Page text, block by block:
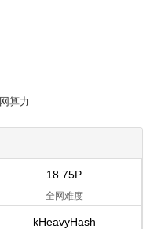
18.75P
全网难度
kHeavyHash